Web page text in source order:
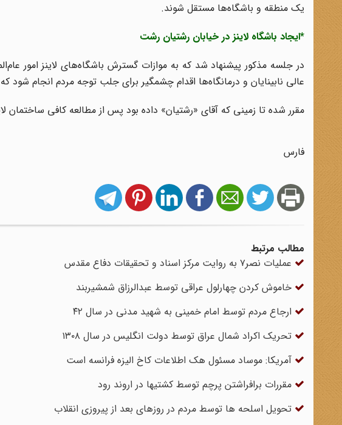
یک منطقه و باشگاه‌ها مستقل شوند.
*ایجاد باشگاه لاینز در خیابان رشتیان رشت
در جلسه مذکور پیشنهاد شد که به موازات گسترش باشگاه‌های لاینز امور
عالی نابینایان و درمانگاه‌ها اقدام چشمگیر برای جلب توجه مردم انجام شود
مقرر شده تا زمینی که آقای «رشتیان» داده بود پس از مطالعه کافی ساختمان
فارس
مطالب مرتبط
عملیات نصر۷ به روایت مرکز اسناد و تحقیقات دفاع مقدس
خاموش کردن چهارلول عراقی توسط عبدالرزاق شمشیربند
ارجاع مردم توسط امام خمینی به شهید مدنی در سال ۴۲
تحریک اکراد شمال عراق توسط دولت انگلیس در سال ۱۳۰۸
آمریکا: موساد مسئول هک اطلاعات کاخ الیزه فرانسه است
مقررات برافراشتن پرچم توسط کشتیها در اروند رود
تحویل اسلحه ها توسط مردم در روزهای بعد از پیروزی انقلاب